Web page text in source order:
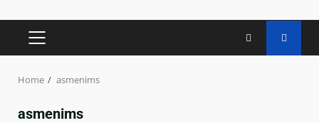
PRIMARY
Home asmenims
asmenims